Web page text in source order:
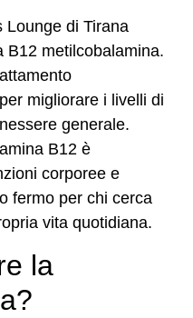
Lounge di Tirana
B12 metilcobalamina.
migliorare i livelli di
generale.
B12 è
corporee e
fermo per chi cerca
vita quotidiana.
la